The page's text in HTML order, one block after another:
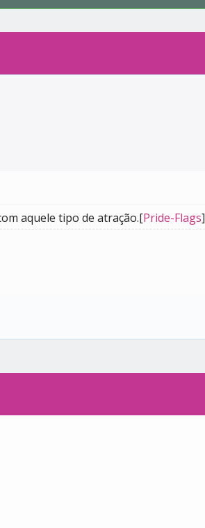
aquele tipo de atração.[Pride-Flags]